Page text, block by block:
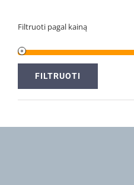
Filtruoti pagal kainą
FILTRUOTI